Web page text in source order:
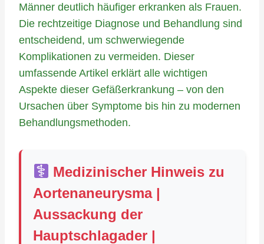
Männer deutlich häufiger erkranken als Frauen.
Die rechtzeitige Diagnose und Behandlung sind
entscheidend, um schwerwiegende
Komplikationen zu vermeiden. Dieser
umfassende Artikel erklärt alle wichtigen
Aspekte dieser Gefäßerkrankung – von den
Ursachen über Symptome bis hin zu modernen
Behandlungsmethoden.
Medizinischer Hinweis zu
Aortenaneurysma |
Aussackung der
Hauptschlagader |